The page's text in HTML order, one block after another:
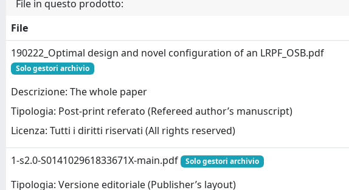
File in questo prodotto:
File
190222_Optimal design and novel configuration of an LRPF_OSB.pdf
Solo gestori archivio
Descrizione: The whole paper
Tipologia: Post-print referato (Refereed author’s manuscript)
Licenza: Tutti i diritti riservati (All rights reserved)
1-s2.0-S014102961833671X-main.pdf Solo gestori archivio
Tipologia: Versione editoriale (Publisher’s layout)